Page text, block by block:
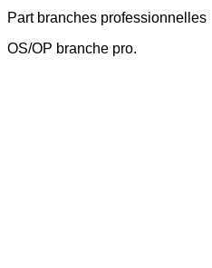
Part branches professionnelles
OS/OP branche pro.